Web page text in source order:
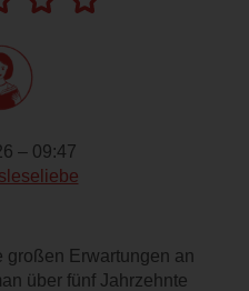
– 09:47
großen Erwartungen an
über fünf Jahrzehnte